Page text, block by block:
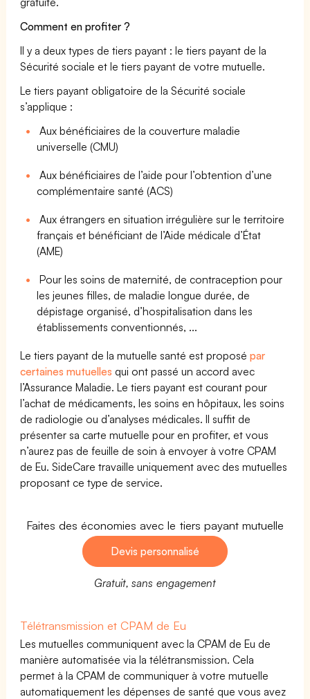
Comment en profiter ?
Il y a deux types de tiers payant : le tiers payant de la
Sécurité sociale et le tiers payant de votre mutuelle.
Le tiers payant obligatoire de la Sécurité sociale
s’applique :
Aux bénéficiaires de la couverture maladie
universelle (CMU)
Aux bénéficiaires de l’aide pour l’obtention d’une
complémentaire santé (ACS)
Aux étrangers en situation irrégulière sur le territoire
français et bénéficiant de l’Aide médicale d’État
(AME)
Pour les soins de maternité, de contraception pour
les jeunes filles, de maladie longue durée, de
dépistage organisé, d’hospitalisation dans les
établissements conventionnés, ...
Le tiers payant de la mutuelle santé est proposépar
certaines mutuelles qui ont passé un accord avec
l’Assurance Maladie. Le tiers payant est courant pour
l’achat de médicaments, les soins en hôpitaux, les soins
de radiologie ou d’analyses médicales. Il suffit de
présenter sa carte mutuelle pour en profiter, et vous
n’aurez pas de feuille de soin à envoyer à votre CPAM
de Eu. SideCare travaille uniquement avec des mutuelles
proposant ce type de service.
Faites des économies avec le tiers payant mutuelle
Devis personnalisé
Gratuit, sans engagement
Télétransmission et CPAM de Eu
Les mutuelles communiquent avec la CPAM de Eu de
manière automatisée via la télétransmission. Cela
permet à la CPAM de communiquer à votre mutuelle
automatiquement les dépenses de santé que vous avez